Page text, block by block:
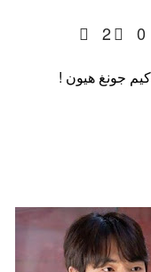
0
2
جونغ هيون !